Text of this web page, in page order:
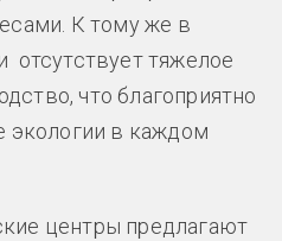
К тому же в
отсутствует тяжелое
что благоприятно
экологии в каждом
центры предлагают